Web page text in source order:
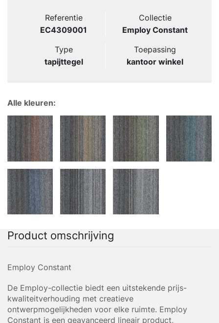
Referentie
EC4309001
Collectie
Employ Constant
Type
tapijttegel
Toepassing
kantoor winkel
Alle kleuren:
Product omschrijving
Employ Constant
De Employ-collectie biedt een uitstekende prijs-
kwaliteitverhouding met creatieve
ontwerpmogelijkheden voor elke ruimte. Employ
Constant is een geavanceerd lineair product,